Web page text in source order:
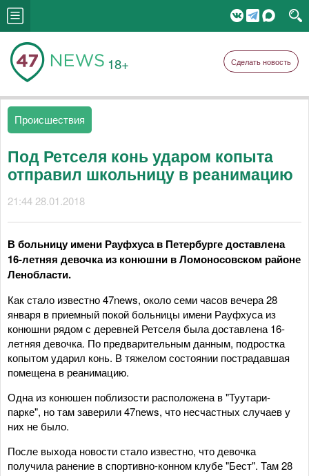
18+ Сделать новость
Происшествия
Под Ретселя конь ударом копыта
отправил школьницу в реанимацию
21:44 28.01.2018
В больницу имени Рауфхуса в Петербурге доставлена
16-летняя девочка из конюшни в Ломоносовском районе
Ленобласти.
Как стало известно 47news, около семи часов вечера 28
января в приемный покой больницы имени Рауфхуса из
конюшни рядом с деревней Ретселя была доставлена 16-
летняя девочка. По предварительным данным, подростка
копытом ударил конь. В тяжелом состоянии пострадавшая
помещена в реанимацию.
Одна из конюшен поблизости расположена в "Туутари-
парке", но там заверили 47news, что несчастных случаев у
них не было.
После выхода новости стало известно, что девочка
получила ранение в спортивно-конном клубе "Бест". Там 28